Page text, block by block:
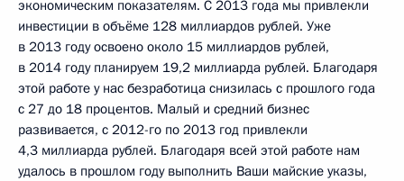
экономическим показателям. С 2013 года мы привлекли
инвестиции в объёме 128 миллиардов рублей. Уже
в 2013 году освоено около 15 миллиардов рублей,
в 2014 году планируем 19,2 миллиарда рублей. Благодаря
этой работе у нас безработица снизилась с прошлого года
с 27 до 18 процентов. Малый и средний бизнес
развивается, с 2012-го по 2013 год привлекли
4,3 миллиарда рублей. Благодаря всей этой работе нам
удалось в прошлом году выполнить Ваши майские указы,